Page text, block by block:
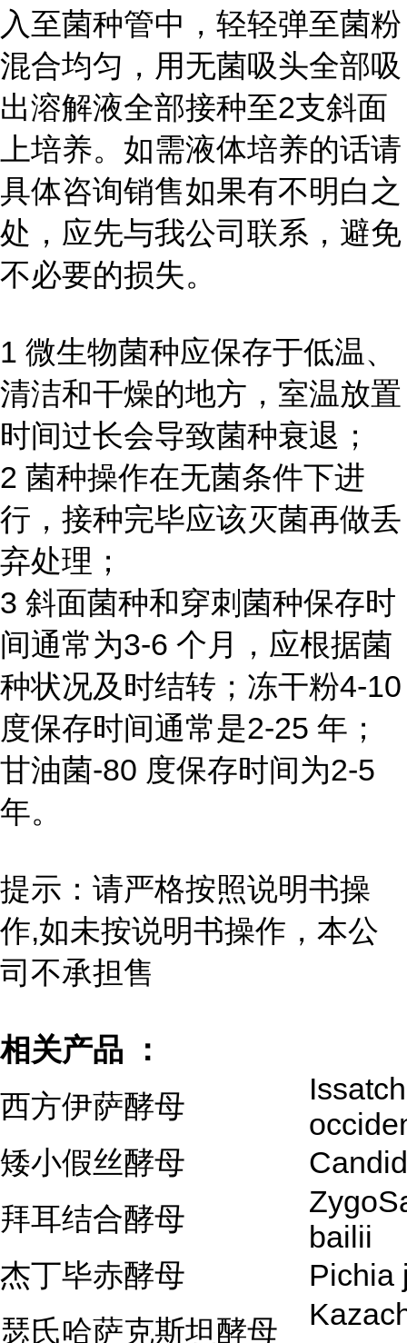
入至菌种管中，轻轻弹至菌粉
混合均匀，用无菌吸头全部吸
出溶解液全部接种至2支斜面
上培养。如需液体培养的话请
具体咨询销售如果有不明白之
处，应先与我公司联系，避免
不必要的损失。
1 微生物菌种应保存于低温、
清洁和干燥的地方，室温放置
时间过长会导致菌种衰退；
2 菌种操作在无菌条件下进
行，接种完毕应该灭菌再做丢
弃处理；
3 斜面菌种和穿刺菌种保存时
间通常为3-6 个月，应根据菌
种状况及时结转；冻干粉4-10
度保存时间通常是2-25 年；
甘油菌-80 度保存时间为2-5
年。
提示：请严格按照说明书操
作,如未按说明书操作，本公
司不承担售
相关产品 ：
西方伊萨酵母
矮小假丝酵母
拜耳结合酵母
bailii
杰丁毕赤酵母
Pichia
瑟氏哈萨克斯坦酵母